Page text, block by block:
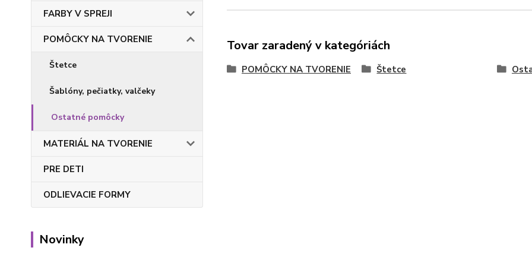
FARBY V SPREJI
POMÔCKY NA TVORENIE
Štetce
Šablóny, pečiatky, valčeky
Ostatné pomôcky
MATERIÁL NA TVORENIE
PRE DETI
ODLIEVACIE FORMY
Novinky
Tovar zaradený v kategóriách
POMÔCKY NA TVORENIE Štetce